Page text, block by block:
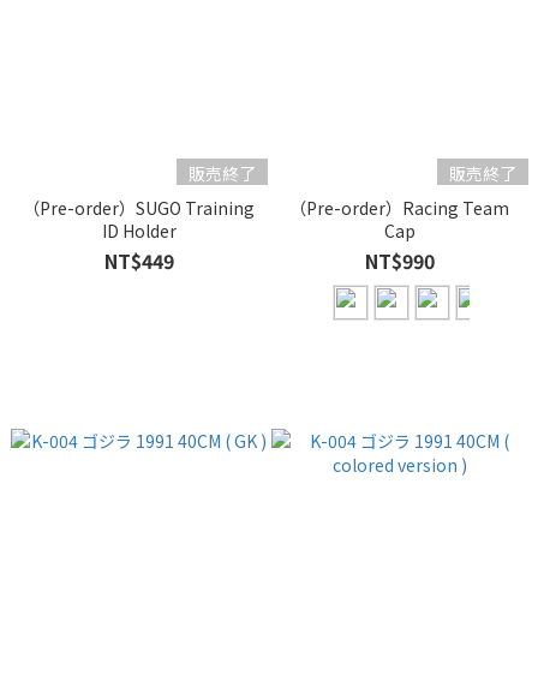
販売終了
（Pre-order）SUGO Training
ID Holder
NT$449
販売終了
（Pre-order）Racing Team
Cap
NT$990